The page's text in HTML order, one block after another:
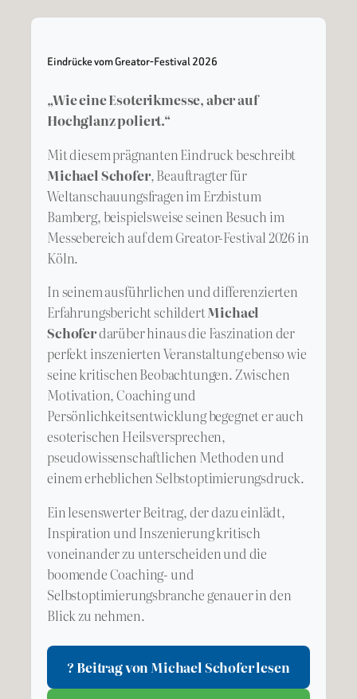
Eindrücke vom Greator-Festival 2026
„Wie eine Esoterikmesse, aber auf
Hochglanz poliert.“
Mit diesem prägnanten Eindruck beschreibt
Michael Schofer, Beauftragter für
Weltanschauungsfragen im Erzbistum
Bamberg, beispielsweise seinen Besuch im
Messebereich auf dem Greator-Festival 2026 in
Köln.
In seinem ausführlichen und differenzierten
Erfahrungsbericht schildertMichael
Schoferdarüber hinaus die Faszination der
perfekt inszenierten Veranstaltung ebenso wie
seine kritischen Beobachtungen. Zwischen
Motivation, Coaching und
Persönlichkeitsentwicklung begegnet er auch
esoterischen Heilsversprechen,
pseudowissenschaftlichen Methoden und
einem erheblichen Selbstoptimierungsdruck.
Ein lesenswerter Beitrag, der dazu einlädt,
Inspiration und Inszenierung kritisch
voneinander zu unterscheiden und die
boomende Coaching- und
Selbstoptimierungsbranche genauer in den
Blick zu nehmen.
? Beitrag von Michael Schofer lesen